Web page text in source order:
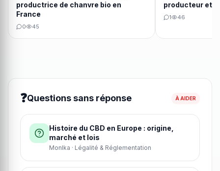
productrice de chanvre bio en
France
0 45
producteur et
1 46
❓Questions sans réponse À AIDER
Histoire du CBD en Europe : origine,
marché et lois
MonIka · Légalité & Réglementation